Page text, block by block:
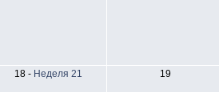
18- Неделя 21 19